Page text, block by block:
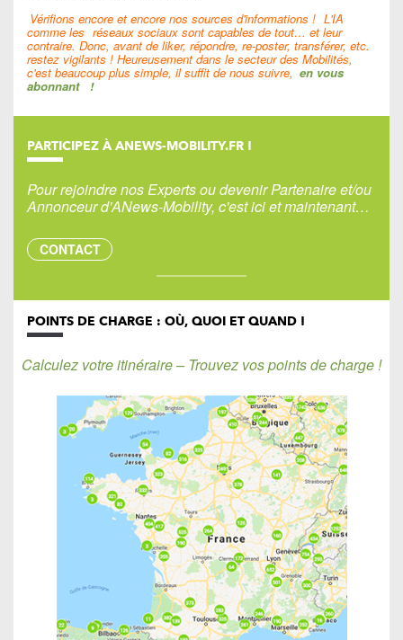
Vérifions encore et encore nos sources d'informations ! L'IA
comme les réseaux sociaux sont capables de tout… et leur
contraire. Donc, avant de liker, répondre, re-poster, transférer, etc.
restez vigilants ! Heureusement dans le secteur des Mobilités,
c'est beaucoup plus simple, il suffit de nous suivre, en vous
abonnant !
PARTICIPEZ À ANEWS-MOBILITY.FR !
Pour rejoindre nos Experts ou devenir Partenaire et/ou
Annonceur d'ANews-Mobility, c'est ici et maintenant…
CONTACT
POINTS DE CHARGE : OÙ, QUOI ET QUAND !
Calculez votre itinéraire – Trouvez vos points de charge !